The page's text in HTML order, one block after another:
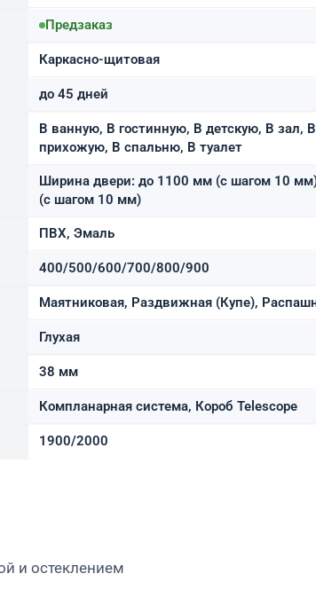
Предзаказ
Каркасно-щитовая
до 45 дней
В ванную, В гостинную, В детскую, В зал,
прихожую, В спальню, В туалет
Ширина двери: до 1100 мм (с шагом 10
(с шагом 10 мм)
ПВХ, Эмаль
400/500/600/700/800/900
Маятниковая, Раздвижная (Купе),
Глухая
38 мм
Компланарная система, Короб Telescope
1900/2000
и остеклением